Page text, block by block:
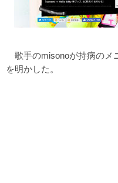
歌手のmisonoが持病のメ
を明かした。